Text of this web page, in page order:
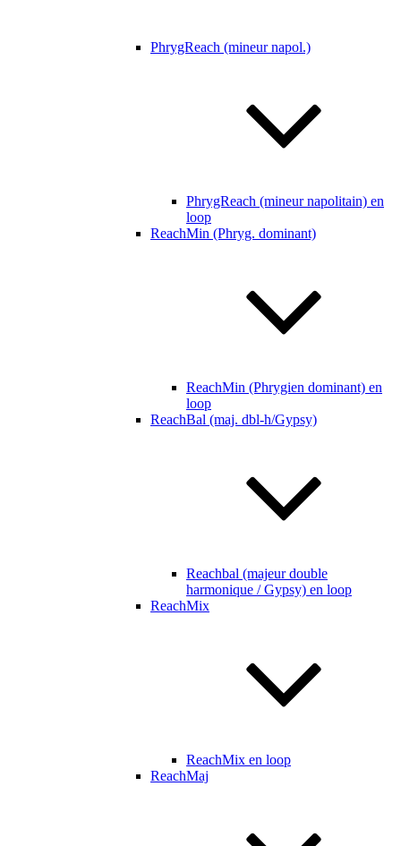
PhrygReach (mineur napol.)
PhrygReach (mineur napolitain) en
loop
ReachMin (Phryg. dominant)
ReachMin (Phrygien dominant) en
loop
ReachBal (maj. dbl-h/Gypsy)
Reachbal (majeur double
harmonique / Gypsy) en loop
ReachMix
ReachMix en loop
ReachMaj